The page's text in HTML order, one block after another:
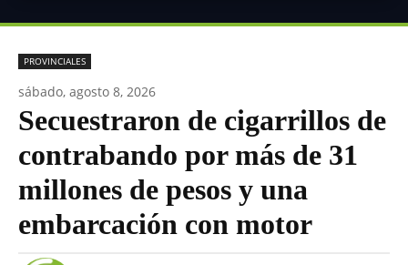
PROVINCIALES
sábado, agosto 8, 2026
Secuestraron de cigarrillos de
contrabando por más de 31
millones de pesos y una
embarcación con motor